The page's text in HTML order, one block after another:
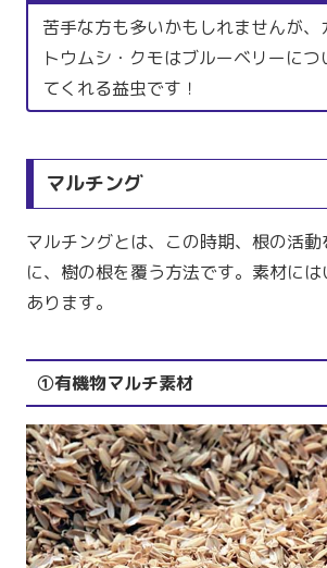
苦手な方も多いかもしれませんが、
トウムシ・クモはブルーベリーに
てくれる益虫です！
マルチング
マルチングとは、この時期、根の活
に、樹の根を覆う方法です。素材に
あります。
①有機物マルチ素材